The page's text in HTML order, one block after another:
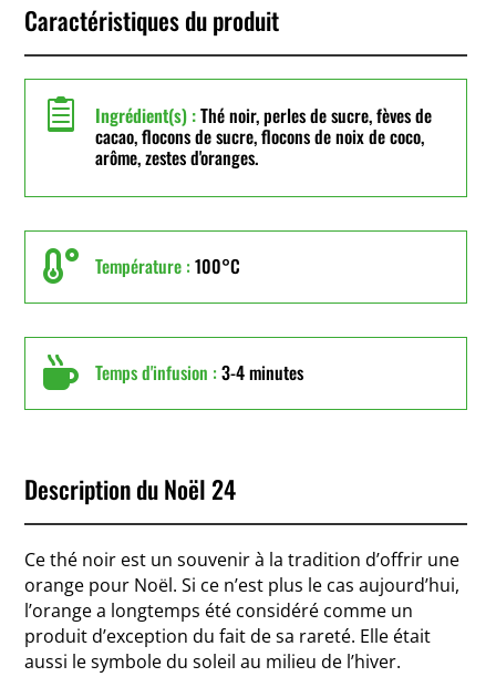
Caractéristiques du produit
 Ingrédient(s) :Thé noir, perles de sucre, fèves de
cacao, flocons de sucre, flocons de noix de coco,
arôme, zestes d'oranges.
 Température : 100°C
 Temps d'infusion : 3-4 minutes
Description du Noël 24
Ce thé noir est un souvenir à la tradition d’offrir une
orange pour Noël. Si ce n’est plus le cas aujourd’hui,
l’orange a longtemps été considéré comme un
produit d’exception du fait de sa rareté. Elle était
aussi le symbole du soleil au milieu de l’hiver.